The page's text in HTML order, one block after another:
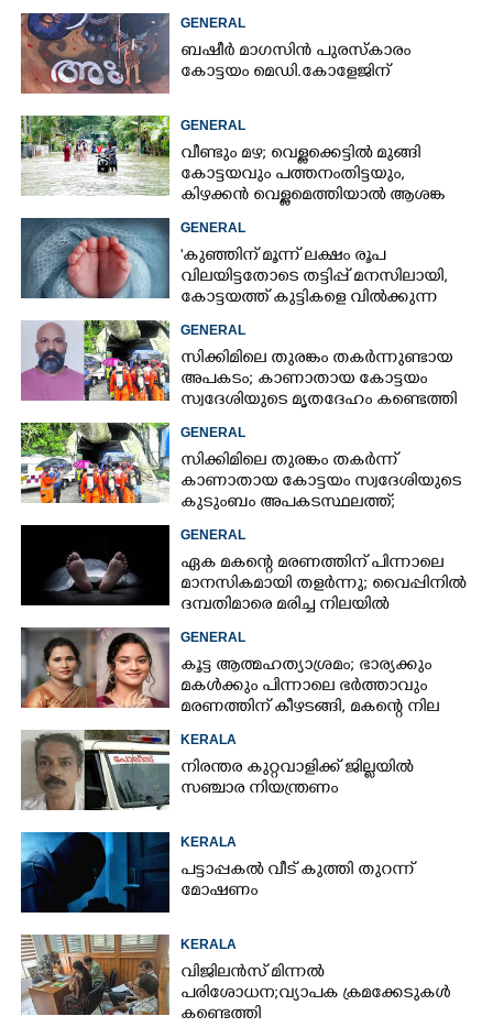
GENERAL
ബഷീർ മാഗസിൻ പുരസ്കാരം
കോട്ടയം മെഡി.കോളേജിന്
GENERAL
വീണ്ടും മഴ; വെള്ളക്കെട്ടിൽ മുങ്ങി
കോട്ടയവും പത്തനംതിട്ടയും,
കിഴക്കൻ വെള്ളമെത്തിയാൽ ആശങ്ക
GENERAL
'കുഞ്ഞിന് മൂന്ന് ലക്ഷം രൂപ
വിലയിട്ടതോടെ തട്ടിപ്പ് മനസിലായി,
കോട്ടയത്ത് കുട്ടികളെ വിൽക്കുന്ന
വെളിപ്പെടുത്തലുമായി ഗർഭിണി
GENERAL
സിക്കിമിലെ തുരങ്കം തകർന്നുണ്ടായ
അപകടം; കാണാതായ കോട്ടയം
സ്വദേശിയുടെ മൃതദേഹം കണ്ടെത്തി
GENERAL
സിക്കിമിലെ തുരങ്കം തകർന്ന്
കാണാതായ കോട്ടയം സ്വദേശിയുടെ
കുടുംബം അപകടസ്ഥലത്ത്;
വിവരം
GENERAL
ഏക മകന്റെ മരണത്തിന് പിന്നാലെ
മാനസികമായി തളർന്നു; വൈപ്പിനിൽ
ദമ്പതിമാരെ മരിച്ച നിലയിൽ
GENERAL
കൂട്ട ആത്മഹത്യാശ്രമം; ഭാര്യക്കും
മകൾക്കും പിന്നാലെ ഭർത്താവും
മരണത്തിന് കീഴടങ്ങി, മകന്റെ നില
KERALA
നിരന്തര കുറ്റവാളിക്ക് ജില്ലയിൽ
സഞ്ചാര നിയന്ത്രണം
KERALA
പട്ടാപ്പകൽ വീട് കുത്തി തുറന്ന്
മോഷണം
KERALA
വിജിലൻസ് മിന്നൽ
പരിശോധന; വ്യാപക ക്രമക്കേടുകൾ
കണ്ടെത്തി